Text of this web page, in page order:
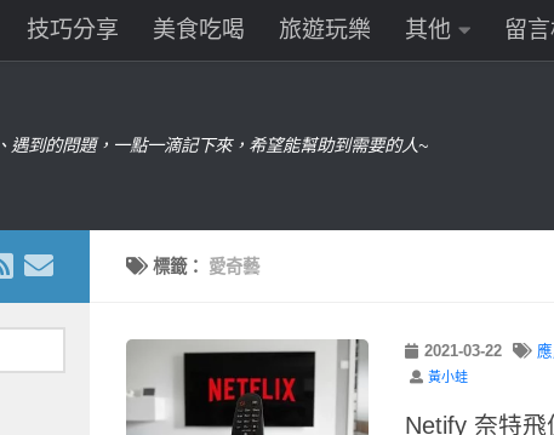
技巧分享 美食吃喝 旅遊玩樂 其他 留
遇到的問題，一點一滴記下來，希望能幫助到需要的人~
標籤： 愛奇藝
2021-03-22
黃小蛙
Netify 奈特